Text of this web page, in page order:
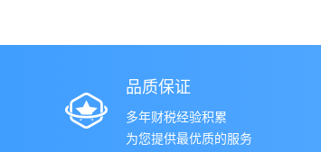
品质保证
多年财税经验积累
为您提供最优质的服务